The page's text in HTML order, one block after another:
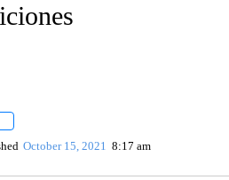
"" TO RECEIVE NOTIFICATIONS ABOUT
October 15, 2021 8:17 am